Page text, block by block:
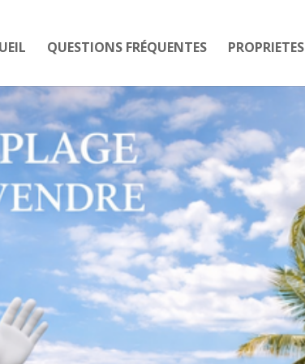
QUESTIONS FRÉQUENTES PROPRIETES